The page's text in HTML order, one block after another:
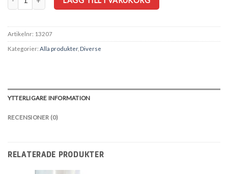
Artikelnr: 13207
Kategorier: Alla produkter, Diverse
YTTERLIGARE INFORMATION
RECENSIONER (0)
RELATERADE PRODUKTER